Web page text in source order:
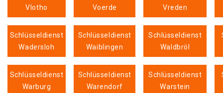
Vlotho
Voerde
Vreden
Schlüsseldienst
Wadersloh
Schlüsseldienst
Waiblingen
Schlüsseldienst
Waldbröl
Schlüsseldienst
Warburg
Schlüsseldienst
Warendorf
Schlüsseldienst
Warstein